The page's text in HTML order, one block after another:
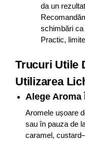
da un
schimbări ca
Practic,
Trucuri Utile
Utilizarea
Alege Aroma
Aromele ușoare
sau în pauza de
caramel,